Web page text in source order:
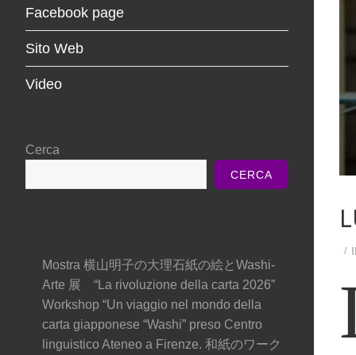
Facebook page
Sito Web
Video
Cerca
CERCA
Mostra 横山明子の大理石紙の絵とWashi-
Arte 展 “La rivoluzione della carta 2026”
Workshop “Un viaggio nel mondo della
carta giapponese “Washi” preso Centro
linguistico Ateneo a Firenze. 和紙のワーク